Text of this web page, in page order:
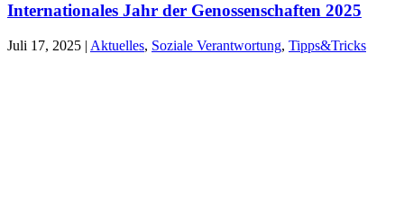
Internationales Jahr der Genossenschaften 2025
Juli 17, 2025 | Aktuelles, Soziale Verantwortung, Tipps&Tricks